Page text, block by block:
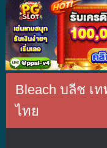
Bleach บลีช เ
ไทย